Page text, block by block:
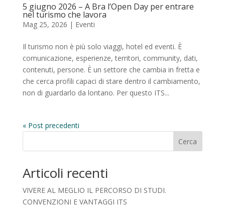
5 giugno 2026 – A Bra l’Open Day per entrare
nel turismo che lavora
Mag 25, 2026 | Eventi
Il turismo non è più solo viaggi, hotel ed eventi. È
comunicazione, esperienze, territori, community, dati,
contenuti, persone. È un settore che cambia in fretta e
che cerca profili capaci di stare dentro il cambiamento,
non di guardarlo da lontano. Per questo ITS...
« Post precedenti
Cerca
Articoli recenti
VIVERE AL MEGLIO IL PERCORSO DI STUDI.
CONVENZIONI E VANTAGGI ITS